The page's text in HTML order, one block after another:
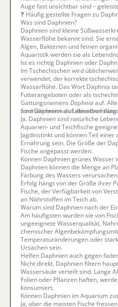
Auge fast unsichtbar sind –
❓ Häufig gestellte Fragen zu
Was sind Daphnien?
Daphnien sind kleine
Wasserflöhe bekannt sind. Sie
Algen, Bakterien und feinen
Aquaristik werden sie als
Ist es richtig Daphnien oder
Im Tschechischen wird
verwendet, der korrekte
Wasserflöhe. Das Wort Daphnia
Futterangeboten oder als
Gattungsnamens Daphniaauf.
normalerweise auf dieselben
Sind Daphnien als
Ja. Daphnien sind natürliche
Aquarien- und Teichfische
Jagdinstinkt und können Teil
Ernährung sein. Die Größe der
Fische angepasst werden.
Können Daphnien grünes Wasser
Daphnien können die Menge an
Färbung des Wassers
Erfolg hängt von der Größe ihrer
Fische, der Verfügbarkeit von
an Nährstoffen im Teich ab.
Warum sind Daphnien nach der
Am häufigsten wurden sie von
ungeeignete Wasserqualität,
chemischer
Temperaturänderungen oder
Ursachen sein.
Helfen Daphnien auch gegen
Nicht direkt. Daphnien filtern
Wassersäule verteilt sind. Lange
Folien oder Pflanzen haften,
konsumiert.
Können Daphnien im Aquarium
Ja, aber die meisten Fische